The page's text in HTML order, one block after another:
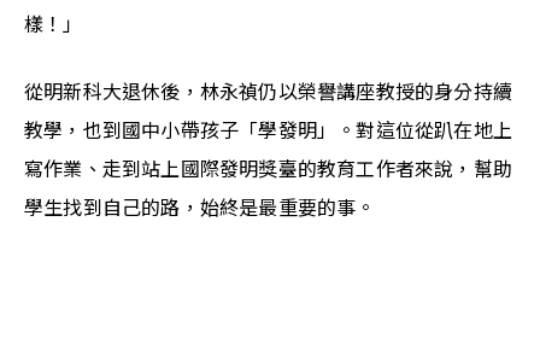
樣！」
從明新科大退休後，林永禎仍以榮譽講座教授的身分持續
教學，也到國中小帶孩子「學發明」。對這位從趴在地上
寫作業、走到站上國際發明獎臺的教育工作者來說，幫助
學生找到自己的路，始終是最重要的事。